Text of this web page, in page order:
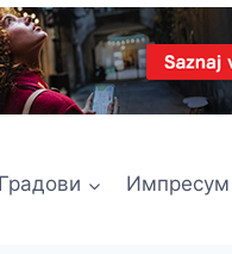
Градови Импресум